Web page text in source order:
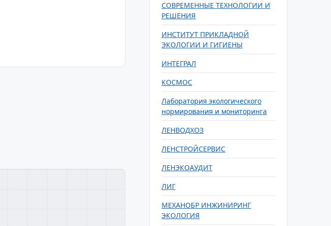
СОВРЕМЕННЫЕ ТЕХНОЛОГИИ И
РЕШЕНИЯ
ИНСТИТУТ ПРИКЛАДНОЙ
ЭКОЛОГИИ И ГИГИЕНЫ
ИНТЕГРАЛ
КОСМОС
Лаборатория экологического
нормирования и мониторинга
ЛЕНВОДХОЗ
ЛЕНСТРОЙСЕРВИС
ЛЕНЭКОАУДИТ
ЛИГ
МЕХАНОБР ИНЖИНИРИНГ
ЭКОЛОГИЯ